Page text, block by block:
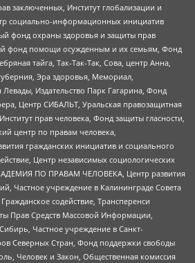
заключенных, Институт глобализации и
социально-информационных инициатив
фонд охраны здоровья и защиты прав
фонд помощи осужденным и их семьям, Фонд
тайга, Так-Так-Так, Сова, центр Анна,
Эра здоровья, Мемориал,
Издательство Парк Гагарина, Фонд
Центр СИБАЛЬТ, Уральская правозащитная
прав человека, Фонд защиты гласности,
центр по правам человека,
гражданских инициатив и социального
Центр независимых социологических
ПО ПРАВАМ ЧЕЛОВЕКА, Центр развития
Частное учреждение в Калининграде Совета
содействие, Трансперенси
Прав Средств Массовой Информации,
Частное учреждение в Санкт-
Северных Стран, Фонд поддержки свободы
Человек и Закон, Общественная комиссия